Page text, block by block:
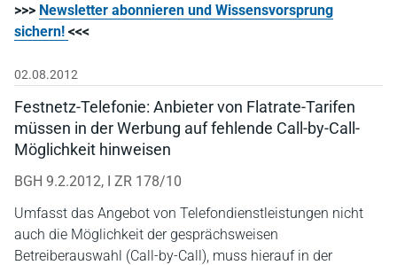
>>> Newsletter abonnieren und Wissensvorsprung
sichern! <<<
02.08.2012
Festnetz-Telefonie: Anbieter von Flatrate-Tarifen
müssen in der Werbung auf fehlende Call-by-Call-
Möglichkeit hinweisen
BGH 9.2.2012, I ZR 178/10
Umfasst das Angebot von Telefondienstleistungen nicht
auch die Möglichkeit der gesprächsweisen
Betreiberauswahl (Call-by-Call), muss hierauf in der